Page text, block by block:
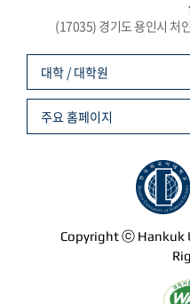
(17035) 경기도 용인시 처
Copyright ⓒ Hankuk
대학 / 대학원
주요 홈페이지